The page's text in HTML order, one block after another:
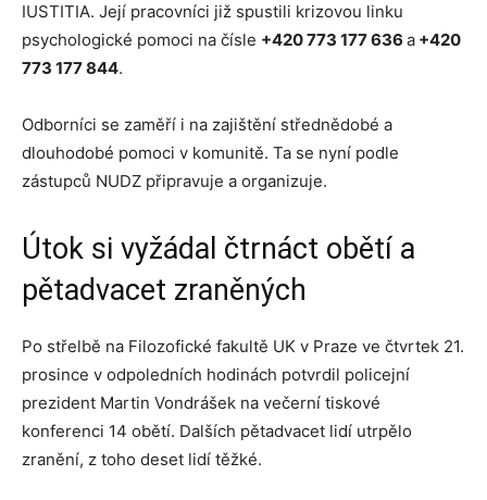
IUSTITIA. Její pracovníci již spustili krizovou linku
psychologické pomoci na čísle +420 773 177 636 a +420
773 177 844.
Odborníci se zaměří i na zajištění střednědobé a
dlouhodobé pomoci v komunitě. Ta se nyní podle
zástupců NUDZ připravuje a organizuje.
Útok si vyžádal čtrnáct obětí a
pětadvacet zraněných
Po střelbě na Filozofické fakultě UK v Praze ve čtvrtek 21.
prosince v odpoledních hodinách potvrdil policejní
prezident Martin Vondrášek na večerní tiskové
konferenci 14 obětí. Dalších pětadvacet lidí utrpělo
zranění, z toho deset lidí těžké.